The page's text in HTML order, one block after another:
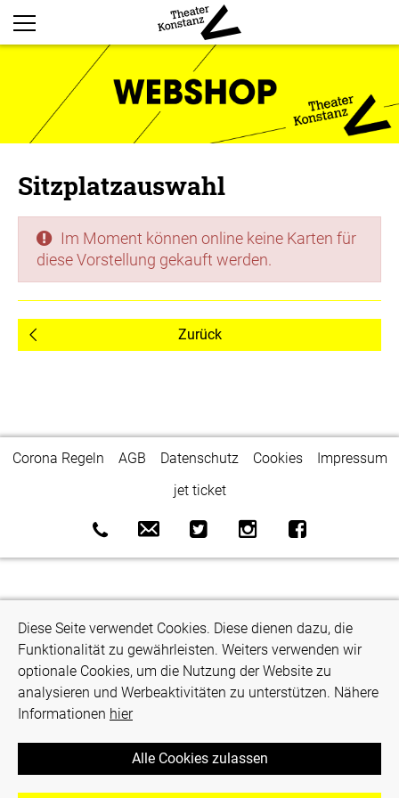
Diese Seite verwendet Cookies. Diese dienen dazu, die
Funktionalität zu gewährleisten. Weiters verwenden wir
optionale Cookies, um die Nutzung der Website zu
analysieren und Werbeaktivitäten zu unterstützen. Nähere
Informationen hier
Sitzplatzauswahl
Im Moment können online keine Karten für
diese Vorstellung gekauft werden.
Corona Regeln AGB Datenschutz Cookies
Impressum
jet ticket